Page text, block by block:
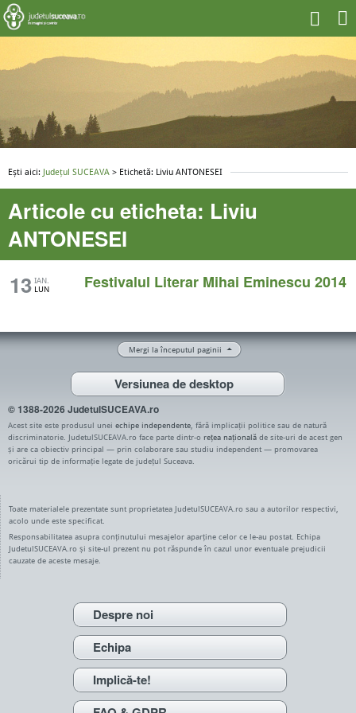
Ești aici: Județul SUCEAVA > Etichetă: Liviu ANTONESEI
Articole cu eticheta: Liviu
ANTONESEI
Festivalul Literar Mihai Eminescu 2014
13 IAN.
LUN
Mergi la începutul paginii
Versiunea de desktop
© 1388-2026 JudetulSUCEAVA.ro
Acest site este produsul unei echipe independente , fără implicații politice sau de natură
discriminatorie. JudetulSUCEAVA.ro face parte dintr-o rețea națională de site-uri de acest gen
și are ca obiectiv principal — prin colaborare sau studiu independent — promovarea
oricărui tip de informație legate de județul Suceava.
Toate materialele prezentate sunt proprietatea JudetulSUCEAVA.ro sau a autorilor respectivi,
acolo unde este specificat.
Responsabilitatea asupra conținutului mesajelor aparține celor ce le-au postat. Echipa
JudetulSUCEAVA.ro și site-ul prezent nu pot răspunde în cazul unor eventuale prejudicii
cauzate de aceste mesaje.
Despre noi
Echipa
Implică-te!